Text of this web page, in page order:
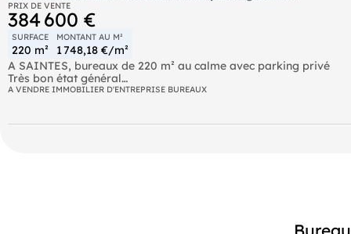
PRIX DE VENTE
384 600 €
SURFACE
220 m²
MONTANT AU M²
1 748,18 €/m²
A SAINTES, bureaux de 220 m² au calme avec parking privé
Très bon état général
Composés d'un open-space de 52 m² de 5 bureaux séparés de
Honoraires inclus de 6.83% à la charge de l'acquéreur. Prix
A VENDRE IMMOBILIER D'ENTREPRISE BUREAUX